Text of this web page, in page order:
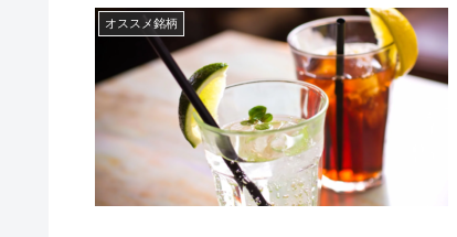
オススメ銘柄